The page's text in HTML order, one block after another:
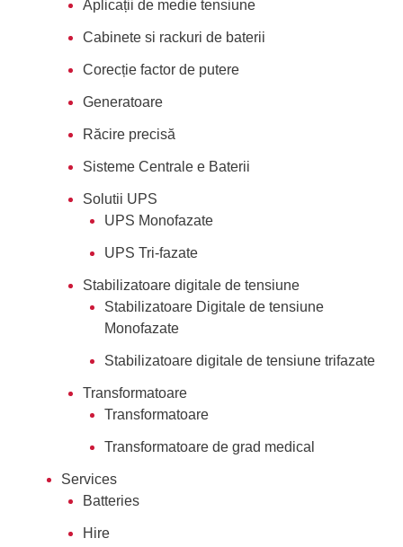
Aplicații de medie tensiune
Cabinete si rackuri de baterii
Corecție factor de putere
Generatoare
Răcire precisă
Sisteme Centrale e Baterii
Solutii UPS
UPS Monofazate
UPS Tri-fazate
Stabilizatoare digitale de tensiune
Stabilizatoare Digitale de tensiune
Monofazate
Stabilizatoare digitale de tensiune trifazate
Transformatoare
Transformatoare
Transformatoare de grad medical
Services
Batteries
Hire